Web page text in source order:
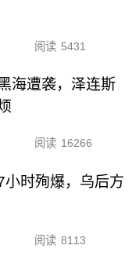
阅读 5431
海遭袭，泽连斯
阅读 16266
小时殉爆，乌后方
阅读 8113